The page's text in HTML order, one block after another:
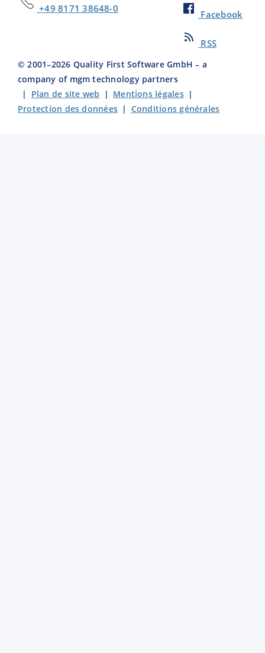
+49 8171 38648-0
Facebook
RSS
© 2001–2026 Quality First Software GmbH – a
company of mgm technology partners
| Plan de site web | Mentions légales|
Protection des données | Conditions générales